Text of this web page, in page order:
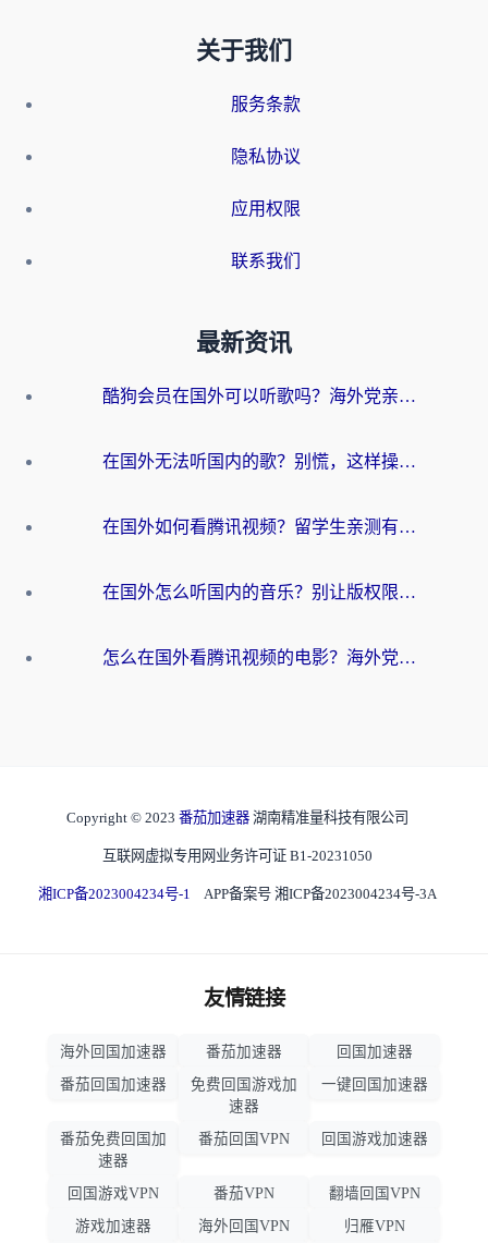
关于我们
服务条款
隐私协议
应用权限
联系我们
最新资讯
酷狗会员在国外可以听歌吗？海外党亲测有效：3步解决音乐权限难题
在国外无法听国内的歌？别慌，这样操作就能畅听QQ音乐（附亲测加速器推荐）
在国外如何看腾讯视频？留学生亲测有效的回国加速方案
在国外怎么听国内的音乐？别让版权限制断了你的华语歌单
怎么在国外看腾讯视频的电影？海外党亲测有效的回国加速指南
Copyright © 2023 番茄加速器 湖南精准量科技有限公司
互联网虚拟专用网业务许可证 B1-20231050
湘ICP备2023004234号-1 APP备案号 湘ICP备2023004234号-3A
友情链接
海外回国加速器 番茄加速器
回国加速器
番茄回国加速器
免费回国游戏加
速器
一键回国加速器
番茄免费回国加
速器
番茄回国VPN 回国游戏加速器
回国游戏VPN 番茄VPN
翻墙回国VPN
游戏加速器
海外回国VPN 归雁VPN